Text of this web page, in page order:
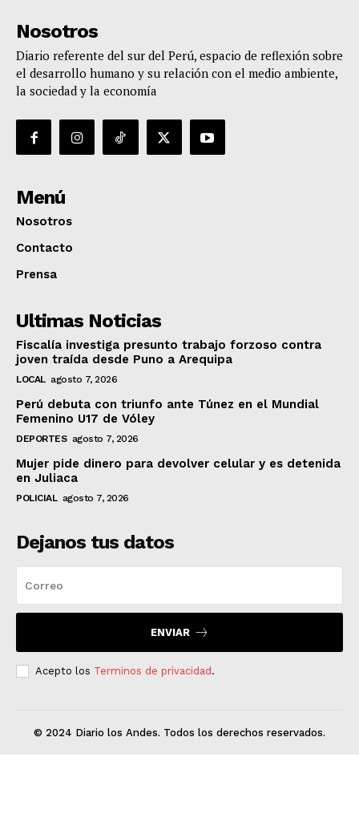
Nosotros
Diario referente del sur del Perú, espacio de reflexión sobre
el desarrollo humano y su relación con el medio ambiente,
la sociedad y la economía
Menú
Nosotros
Contacto
Prensa
Ultimas Noticias
Fiscalía investiga presunto trabajo forzoso contra
joven traída desde Puno a Arequipa
LOCAL agosto 7, 2026
Perú debuta con triunfo ante Túnez en el Mundial
Femenino U17 de Vóley
DEPORTES agosto 7, 2026
Mujer pide dinero para devolver celular y es detenida
en Juliaca
POLICIAL agosto 7, 2026
Dejanos tus datos
ENVIAR
Acepto los Terminos de privacidad.
© 2024 Diario los Andes. Todos los derechos reservados.